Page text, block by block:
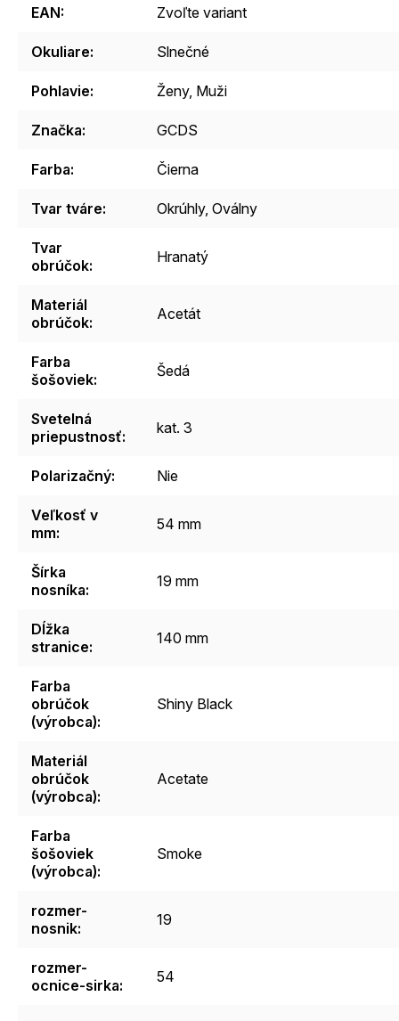
EAN: Zvoľte variant
Okuliare: Slnečné
Pohlavie: Ženy, Muži
Značka: GCDS
Farba: Čierna
Tvar tváre: Okrúhly, Oválny
Tvar
obrúčok: Hranatý
Materiál
obrúčok: Acetát
Farba
šošoviek: Šedá
Svetelná
priepustnosť: kat. 3
Polarizačný: Nie
Veľkosť v
mm: 54 mm
Šírka
nosníka: 19 mm
Dĺžka
stranice: 140 mm
Farba
obrúčok
(výrobca):
Shiny Black
Materiál
obrúčok
(výrobca):
Acetate
Farba
šošoviek
(výrobca):
Smoke
rozmer-
nosnik: 19
rozmer-
ocnice-sirka: 54